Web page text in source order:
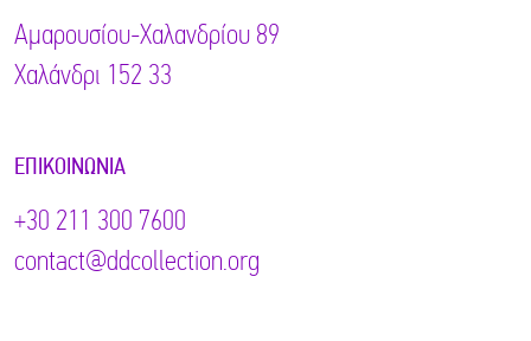
Αμαρουσίου-Χαλανδρίου 89
Χαλάνδρι 152 33
ΕΠΙΚΟΙΝΩΝΊΑ
+30 211 300 7600
contact@ddcollection.org